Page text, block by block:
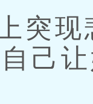
现
己